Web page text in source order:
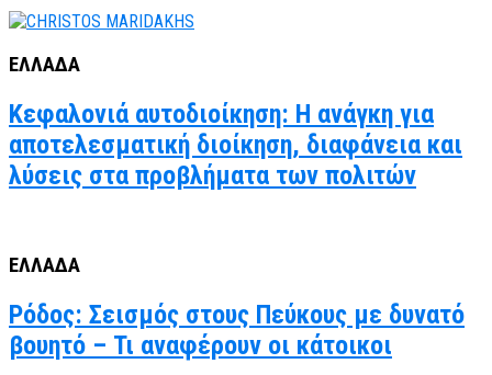
ΕΛΛΑΔΑ
Κεφαλονιά αυτοδιοίκηση: Η ανάγκη για
αποτελεσματική διοίκηση, διαφάνεια και
λύσεις στα προβλήματα των πολιτών
ΕΛΛΑΔΑ
Ρόδος: Σεισμός στους Πεύκους με δυνατό
βουητό – Τι αναφέρουν οι κάτοικοι